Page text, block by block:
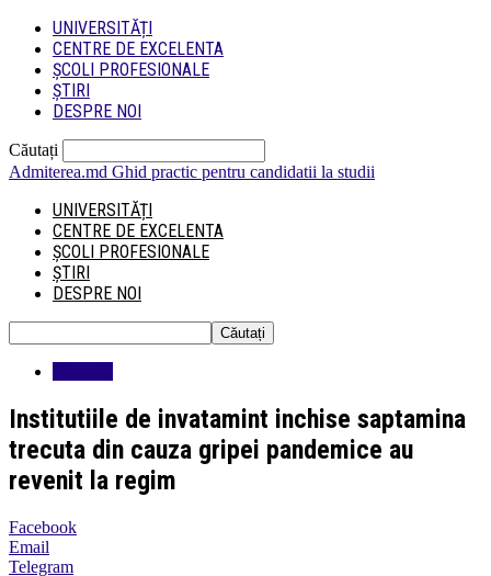
UNIVERSITĂȚI
CENTRE DE EXCELENTA
ȘCOLI PROFESIONALE
ȘTIRI
DESPRE NOI
Căutați
Admiterea.md Ghid practic pentru candidatii la studii
UNIVERSITĂȚI
CENTRE DE EXCELENTA
ȘCOLI PROFESIONALE
ȘTIRI
DESPRE NOI
Institutiile de invatamint inchise saptamina
trecuta din cauza gripei pandemice au
revenit la regim
Facebook
Email
Telegram